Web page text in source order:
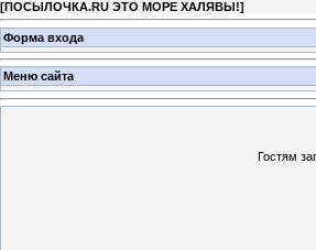
[ПОСЫЛОЧКА.RU ЭТО МОРЕ ХАЛЯВЫ!]
Форма входа
Меню сайта
Гостям